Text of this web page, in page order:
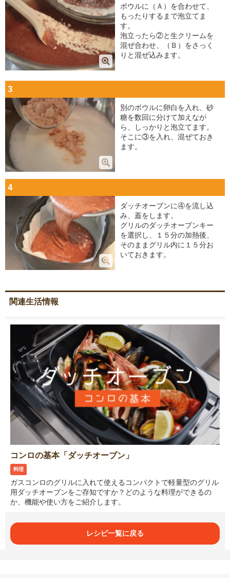
ボウルに（Ａ）を合わせて、
もったりするまで泡立てま
す。
泡立ったら②と生クリームを
混ぜ合わせ、（Ｂ）をさっく
りと混ぜ込みます。
3
別のボウルに卵白を入れ、砂
糖を数回に分けて加えなが
ら、しっかりと泡立てます。
そこに③を入れ、混ぜておき
ます。
4
ダッチオーブンに④を流し込
み、蓋をします。
グリルのダッチオーブンキー
を選択し、１５分の加熱後、
そのままグリル内に１５分お
いておきます。
関連生活情報
コンロの基本「ダッチオーブン」
料理
ガスコンロのグリルに入れて使えるコンパクトで軽量型のグリル
用ダッチオーブンをご存知ですか？どのような料理ができるの
か、機能や使い方をご紹介します。
レシピ一覧に戻る